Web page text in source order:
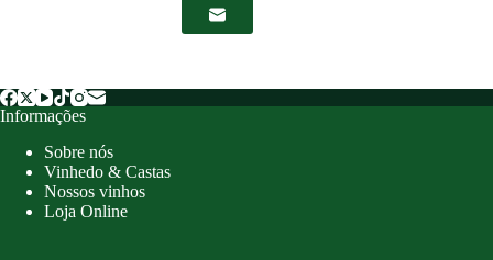
Informações
Sobre nós
Vinhedo & Castas
Nossos vinhos
Loja Online